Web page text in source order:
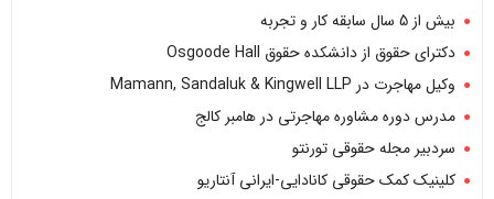
بیش از 5 سال سابقه کار و تجربه
دکترای حقوق از دانشکده حقوق Osgoode Hall
وکیل مهاجرت در Mamann, Sandaluk & Kingwell LLP
مدرس دوره مشاوره مهاجرتی در هامبر کالج
سردبیر مجله حقوقی تورنتو
کلینیک کمک حقوقی کانادایی-ایرانی آنتاریو